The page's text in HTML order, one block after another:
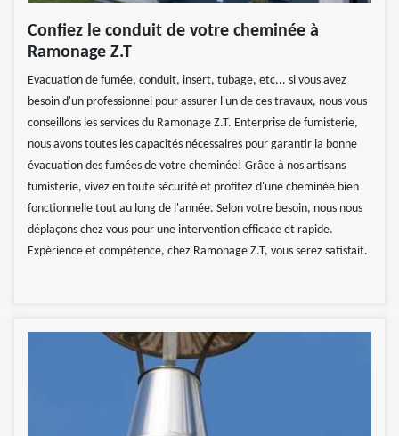
Confiez le conduit de votre cheminée à
Ramonage Z.T
Evacuation de fumée, conduit, insert, tubage, etc... si vous avez
besoin d'un professionnel pour assurer l'un de ces travaux, nous vous
conseillons les services du Ramonage Z.T. Enterprise de fumisterie,
nous avons toutes les capacités nécessaires pour garantir la bonne
évacuation des fumées de votre cheminée! Grâce à nos artisans
fumisterie, vivez en toute sécurité et profitez d'une cheminée bien
fonctionnelle tout au long de l'année. Selon votre besoin, nous nous
déplaçons chez vous pour une intervention efficace et rapide.
Expérience et compétence, chez Ramonage Z.T, vous serez satisfait.